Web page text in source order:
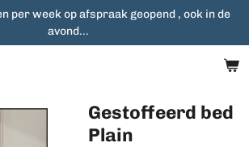
per week op afspraak geopend , ook in de
avond...
Gestoffeerd bed
Plain